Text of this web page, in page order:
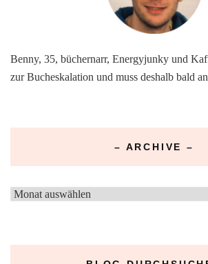
Benny, 35, büchernarr, Energyjunky und
zur Bucheskalation und muss deshalb bald
– ARCHIVE –
–